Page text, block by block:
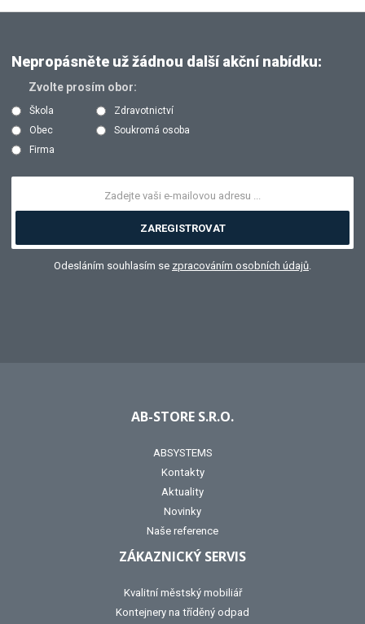
Nepropásněte už žádnou další akční nabídku:
Zvolte prosím obor:
Škola
Zdravotnictví
Obec
Soukromá osoba
Firma
ZAREGISTROVAT
Odesláním souhlasím se zpracováním osobních údajů
AB-STORE S.R.O.
ABSYSTEMS
Kontakty
Aktuality
Novinky
Naše reference
ZÁKAZNICKÝ SERVIS
Kvalitní městský mobiliář
Kontejnery na tříděný odpad